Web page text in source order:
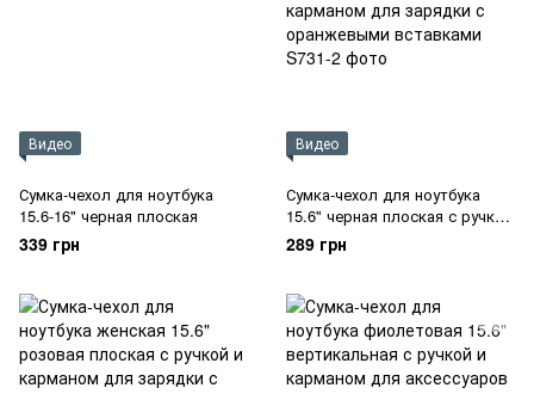
Видео
Сумка-чехол для ноутбука
15.6-16" черная плоская
339 грн
Видео
Сумка-чехол для ноутбука
15.6" черная плоская с ручкой
и карманом для зарядки с
оранжевыми вставками
289 грн